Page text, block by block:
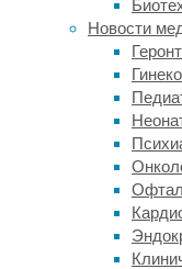
Новости
–
to
–
долг,